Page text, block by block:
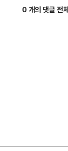
0 개의 댓글 전